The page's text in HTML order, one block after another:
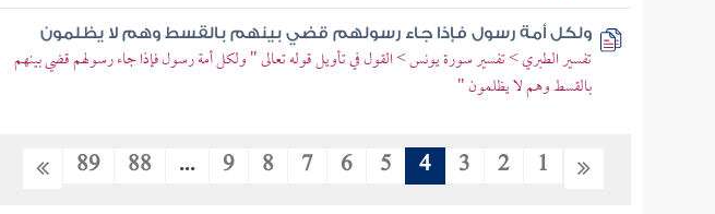
ولكل أمة رسول فإذا جاء رسولهم قضي بينهم بالقسط وهم لا يظلمون
تفسير الطبري > تفسير سورة يونس > القول في تأويل قوله تعالى " ولكل أمة رسول فإذا جاء رسولهم قضي بينهم
بالقسط وهم لا يظلمون "
1
2
3
4
5
6
7
8
9
...
88
89